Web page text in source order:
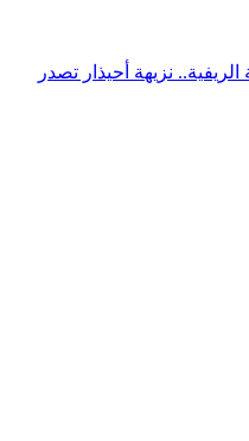
نزيهة أحيذار تصدر